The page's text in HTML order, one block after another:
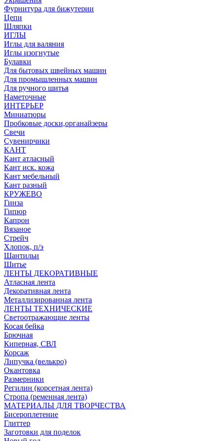
Фурнитура для бижутерии
Цепи
Шляпки
ИГЛЫ
Иглы для валяния
Иглы изогнутые
Булавки
Для бытовых швейных машин
Для промышленных машин
Для ручного шитья
Наметочные
ИНТЕРЬЕР
Миниатюры
Пробковые доски,органайзеры
Свечи
Сувенирчики
КАНТ
Кант атласный
Кант иск. кожа
Кант мебельный
Кант разный
КРУЖЕВО
Гинза
Гипюр
Капрон
Вязаное
Стрейч
Хлопок, п/э
Шантильи
Шитье
ЛЕНТЫ ДЕКОРАТИВНЫЕ
Атласная лента
Декоративная лента
Металлизированная лента
ЛЕНТЫ ТЕХНИЧЕСКИЕ
Светоотражающие ленты
Косая бейка
Брючная
Киперная, СВЛ
Корсаж
Липучка (велькро)
Окантовка
Размерники
Регилин (корсетная лента)
Стропа (ременная лента)
МАТЕРИАЛЫ ДЛЯ ТВОРЧЕСТВА
Бисероплетение
Глиттер
Заготовки для поделок